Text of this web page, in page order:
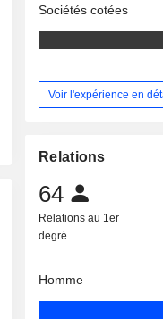
Sociétés cotées
Voir l'expérience en
Relations
64
Relations au 1er
degré
Homme